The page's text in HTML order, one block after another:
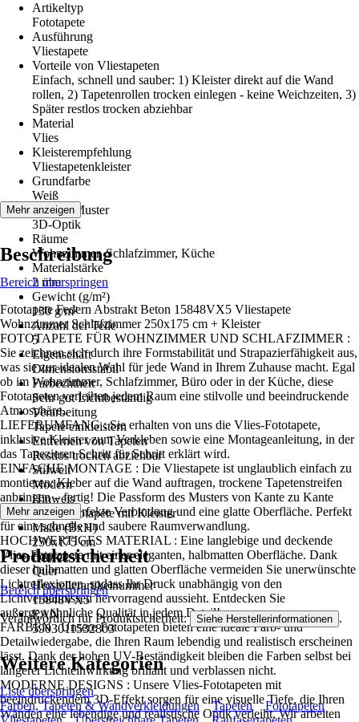
Artikeltyp
Fototapete
Ausführung
Vliestapete
Vorteile von Vliestapeten
Einfach, schnell und sauber: 1) Kleister direkt auf die Wand
rollen, 2) Tapetenrollen trocken einlegen - keine Weichzeiten, 3)
Später restlos trocken abziehbar
Material
Vlies
Kleisterempfehlung
Vliestapetenkleister
Grundfarbe
Weiß
Dekor / Muster
3D-Optik
Räume
Wohnzimmer, Schlafzimmer, Küche
Materialstärke
2 mm
Gewicht (g/m²)
130 g/m²
Anzahl der Teile
5
Eigenschaft
Dimensionsstabil
Farbechtheit
Sehr gut Lichtbeständig
Verarbeitung
Tapete einkleistern
Entfernen von Tapeten
Restlos trocken abziehbar
Stilwelt
Modern
Hinweis
Vlies Fototapete mit Kleister
Maße (BxH)
250x175 cm
Format
Quer
Herstellerartikelnummer
15848VX5
EAN
5903011532803
Mehr anzeigen
Beschreibung
Bereich überspringen
Fototapete Federn Abstrakt Beton 15848VX5 Vliestapete
Wohnzimmer Schlafzimmer 250x175 cm + Kleister
FOTOTAPETE FÜR WOHNZIMMER UND SCHLAFZIMMER :
Sie zeichnen sich durch ihre Formstabilität und Strapazierfähigkeit aus,
was sie zur idealen Wahl für jede Wand in Ihrem Zuhause macht. Egal
ob im Wohnzimmer, Schlafzimmer, Büro oder in der Küche, diese
Fototapeten verleihen jedem Raum eine stilvolle und beeindruckende
Atmosphäre..
LIEFERUMFANG : Sie erhalten von uns die Vlies-Fototapete,
inklusive Kleister zum Verkleben sowie eine Montageanleitung, in der
das Tapezieren Schritt für Schritt erklärt wird.
EINFACHE MONTAGE : Die Vliestapete ist unglaublich einfach zu
montieren: Kleber auf die Wand auftragen, trockene Tapetenstreifen
anbringen – fertig! Die Passform des Musters von Kante zu Kante
sorgt für eine perfekte Verbindung und eine glatte Oberfläche. Perfekt
für eine schnelle und saubere Raumverwandlung.
HOCHWERTIGES MATERIAL : Eine langlebige und deckende
Vlies-Fototapete mit einer eleganten, halbmatten Oberfläche. Dank
dieser halbmatten und glatten Oberfläche vermeiden Sie unerwünschte
Lichtreflexionen, sodass Ihr Druck unabhängig von den
Lichtverhältnissen hervorragend aussieht. Entdecken Sie
außergewöhnliche Qualität in jedem Detail!
FARBEN : Unsere Fototapeten bieten eine ideale Farb- und
Detailwiedergabe, die Ihren Raum lebendig und realistisch erscheinen
lässt. Dank der hohen UV-Beständigkeit bleiben die Farben selbst bei
längerer Lichteinwirkung brillant und verblassen nicht.
MODERNE DESIGNS : Unsere Vlies-Fototapeten mit
beeindruckendem 3D-Effekt sorgen für eine visuelle Tiefe, die Ihren
Wänden eine lebendige und realistische Optik verleiht. Wir arbeiten
Mehr anzeigen
Produktsicherheit
Bereich überspringen
Verantwortlich für Produktsicherheit: Siehe Herstellerinformationen .
Weitere Kategorien
Liste überspringen
Farben, Tapeten & Wandverkleidungen
Tapeten
Fototapeten